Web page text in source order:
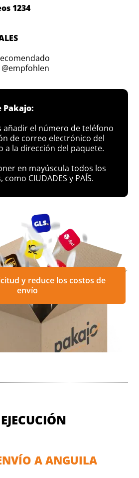
1234
Pakajo:
añadir el número de teléfono
de correo electrónico del
a la dirección del paquete.
en mayúscula todos los
CIUDADES y PAÍS.
y reduce los costos de
envío
A ANGUILA